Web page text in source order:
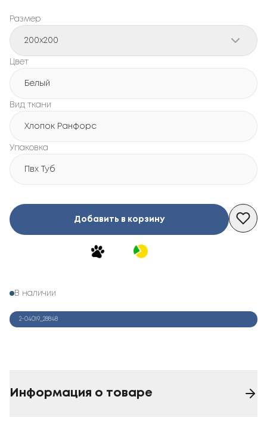
Размер
200x200
Цвет
Белый
Вид ткани
Хлопок Ранфорс
Упаковка
Пвх Туб
Добавить в корзину
В наличии
2-04019_28848
Информация о товаре